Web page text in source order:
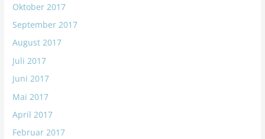
Oktober 2017
September 2017
August 2017
Juli 2017
Juni 2017
Mai 2017
April 2017
Februar 2017